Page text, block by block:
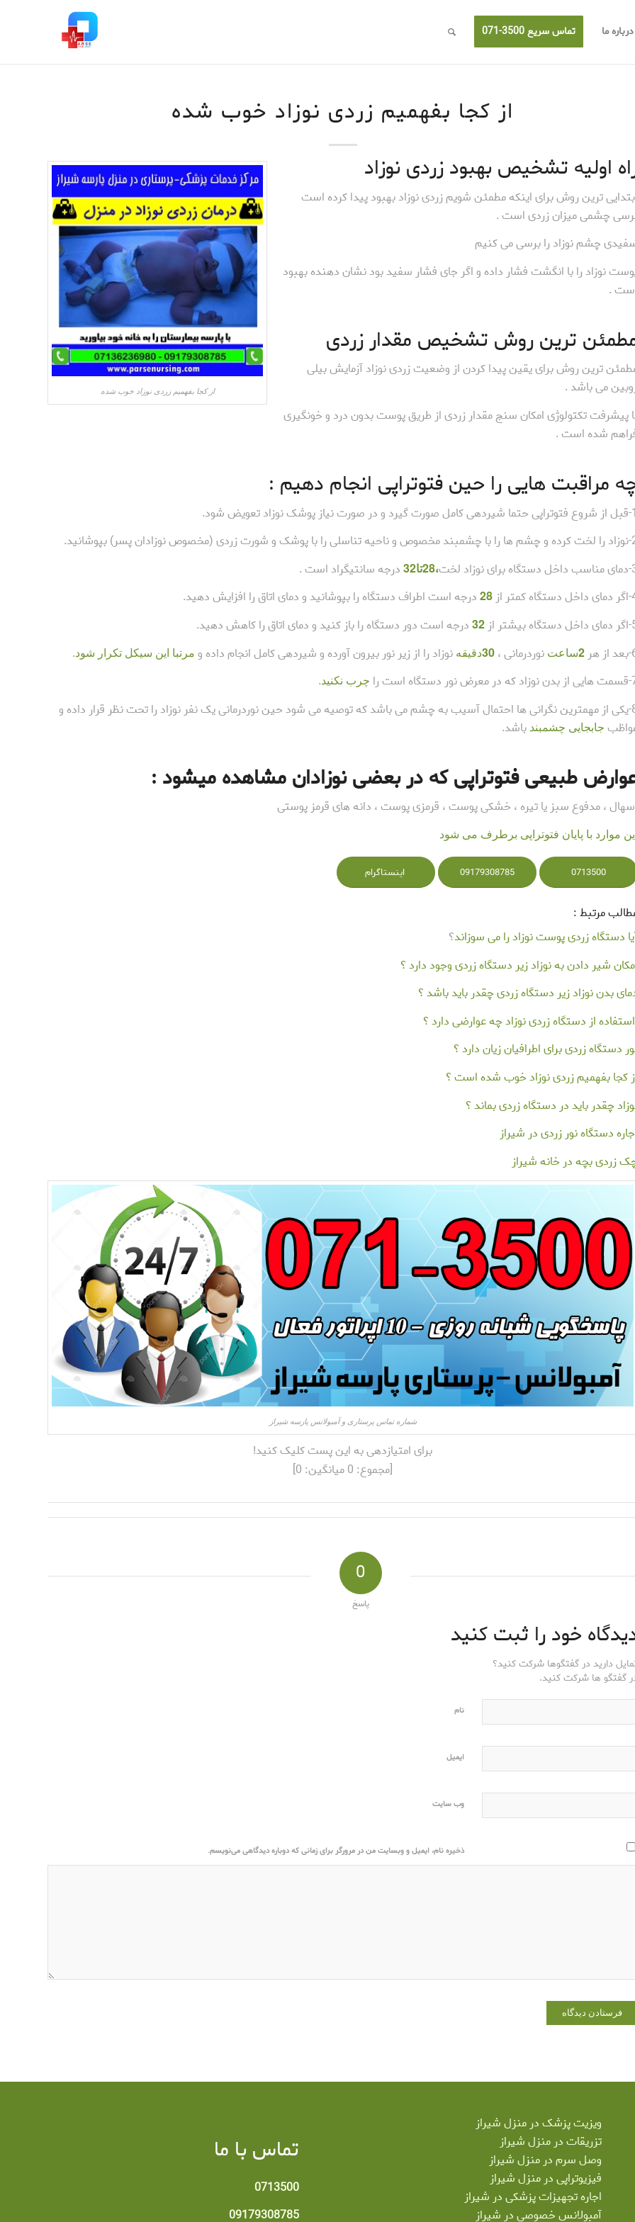
درباره ما تماس سریع 3500-071
از کجا بفهمیم زردی نوزاد خوب شده
از کجا بفهمیم زردی نوزاد خوب شده
اولیه تشخیص بهبود زردی نوزاد
ترین روش برای اینکه مطمئن شویم زردی نوزاد بهبود پیدا کرده است
چشمی میزان زردی است .
چشم نوزاد را برسی می کنیم
نوزاد را با انگشت فشار داده و اگر جای فشار سفید بود نشان دهنده بهبود
.
ترین روش تشخیص مقدار زردی
ترین روش برای یقین پیدا کردن از وضعیت زردی نوزاد آزمایش بیلی
می باشد .
پیشرفت تکتولوژی امکان سنج مقدار زردی از طریق پوست بدون درد و خونگیری
شده است .
مراقبت هایی را حین فتوتراپی انجام دهیم :
1-قبل از شروع فتوتراپی حتما شیردهی کامل صورت گیرد و در صورت نیاز پوشک نوزاد تعویض شود.
زردی (مخصوص نوزادان پسر) بپوشانید.
نوزاد لخت
،28تا32
درجه سانتیگراد است .
کمتر از
28درجه است اطراف دستگاه را بپوشانید و دمای اتاق را افزایش دهید.
بیشتر از
32درجه است دور دستگاه را باز کنید و دمای اتاق را کاهش دهید.
هر
2ساعت نوردرمانی ، 30دقیقه نوزاد را از زیر نور بیرون آورده و شیردهی کامل انجام داده و مرتبا این سیکل تکرار شود.
دستگاه است را
چرب نکنید.
8-یکی از مهمترین نگرانی ها احتمال آسیب به چشم می باشد که توصیه می شود حین نوردرمانی یک نفر نوزاد را تحت نظر قرار داده و
جابجایی چشمبند باشد.
طبیعی فتوتراپی که در بعضی نوزادان مشاهده میشود :
، مدفوع سبز یا تیره ، خشکی پوست ، قرمزی پوست ، دانه های قرمز پوستی
موارد با پایان فتوتراپی برطرف می شود
0713500
09179308785 اینستاگرام
مرتبط :
دستگاه زردی پوست نوزاد را می سوزاند؟
شیر دادن به نوزاد زیر دستگاه زردی وجود دارد ؟
بدن نوزاد زیر دستگاه زردی چقدر باید باشد ؟
استفاده از دستگاه زردی نوزاد چه عوارضی دارد ؟
دستگاه زردی برای اطرافیان زیان دارد ؟
کجا بفهمیم زردی نوزاد خوب شده است ؟
چقدر باید در دستگاه زردی بماند ؟
دستگاه نور زردی در شیراز
زردی بچه در خانه شیراز
شماره تماس پرستاری و آمبولانس پارسه شیراز
برای امتیازدهی به این پست کلیک کنید!
[مجموع: 0میانگین: 0
]
0
پاسخ
خود را ثبت کنید
دارید در گفتگوها شرکت کنید؟
گفتگو ها شرکت کنید.
نام
ایمیل
وب‌ سایت
ذخیره نام، ایمیل و وبسایت من در مرورگر برای زمانی که دوباره دیدگاهی می‌نویسم.
ویزیت پزشک در منزل شیراز
تزریقات در منزل شیراز
وصل سرم در منزل شیراز
فیزیوتراپی در منزل شیراز
اجاره تجهیزات پزشکی در شیراز
آمبولانس خصوصی در شیراز
تماس با ما
0713500
09179308785